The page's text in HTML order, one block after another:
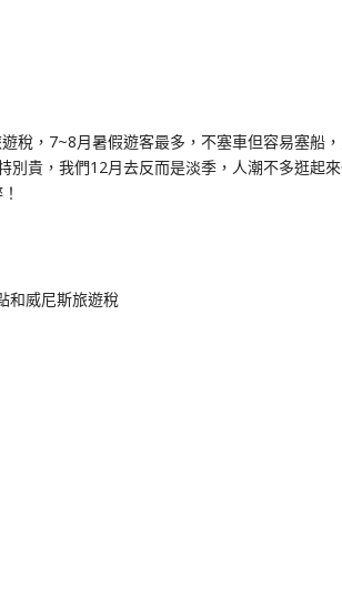
稅，7~8月暑假遊客最多，不塞車但容易塞船
貴，我們12月去反而是淡季，人潮不多逛起來